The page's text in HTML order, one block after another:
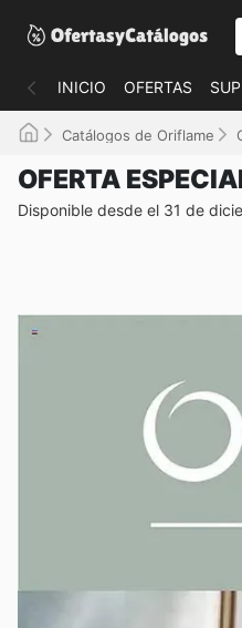
INICIO OFERTAS
Catálogos de Oriflame
OFERTA
Disponible desde el 31 de